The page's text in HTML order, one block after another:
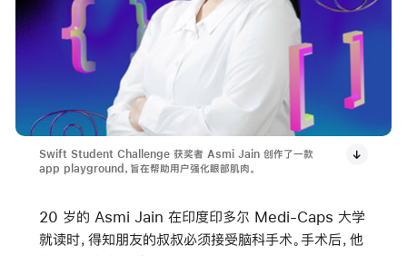
Swift Student Challenge 获奖者 Asmi Jain 创作了一款
app playground，旨在帮助用户强化眼部肌肉。
20 岁的 Asmi Jain 在印度印多尔 Medi-Caps 大学
就读时，得知朋友的叔叔必须接受脑科手术。手术后，他